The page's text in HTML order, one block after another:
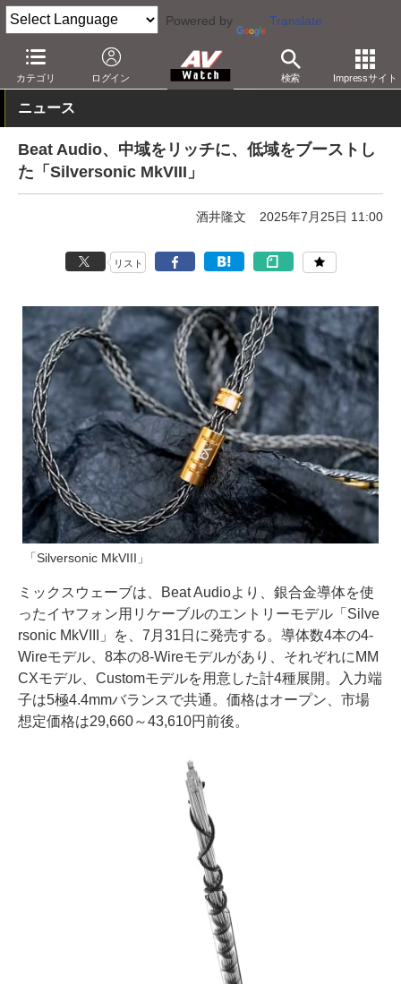
Powered by Translate
カテゴリ ログイン 検索 Impressサイト
AV Watch 製品 オーディオアクセサリ
ニュース
Beat Audio、中域をリッチに、低域をブーストし
た「Silversonic MkVIII」
酒井隆文 2025年7月25日 11:00
リスト
「Silversonic MkVIII」
ミックスウェーブは、Beat Audioより、銀合金導体を使
ったイヤフォン用リケーブルのエントリーモデル「Silve
rsonic MkVIII」を、7月31日に発売する。導体数4本の4-
Wireモデル、8本の8-Wireモデルがあり、それぞれにMM
CXモデル、Customモデルを用意した計4種展開。入力端
子は5極4.4mmバランスで共通。価格はオープン、市場
想定価格は29,660～43,610円前後。